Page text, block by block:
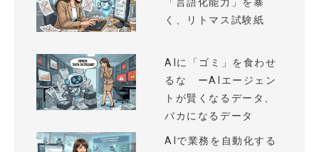
「言語化能力」を暴
く、リトマス試験紙
AIに「ゴミ」を食わせ
るな ーAIエージェン
トが賢くなるデータ、
バカになるデータ
AIで業務を自動化する